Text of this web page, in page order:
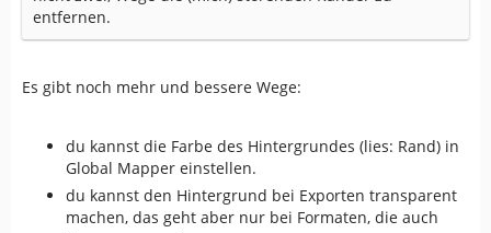
entfernen.
Es gibt noch mehr und bessere Wege:
du kannst die Farbe des Hintergrundes (lies: Rand) in
Global Mapper einstellen.
du kannst den Hintergrund bei Exporten transparent
machen, das geht aber nur bei Formaten, die auch